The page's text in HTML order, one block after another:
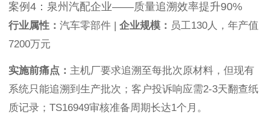
案例4：泉州汽配企业——质量追溯效率提升90%
行业属性： 汽车零部件 | 企业规模： 员工130人，年产值
7200万元
实施前痛点： 主机厂要求追溯至每批次原材料，但现有
系统只能追溯到生产批次；客户投诉响应需2-3天翻查纸
质记录；TS16949审核准备周期长达1个月。